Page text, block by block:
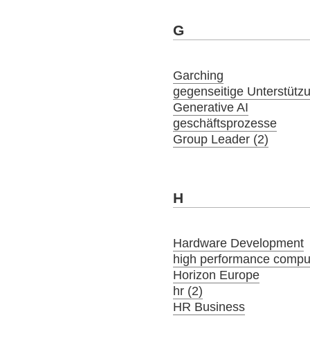
G
Garching
gegenseitige
Generative AI
geschäftsprozesse
Group Leader (2)
H
Hardware Development
high performance
Horizon Europe
hr (2)
HR Business